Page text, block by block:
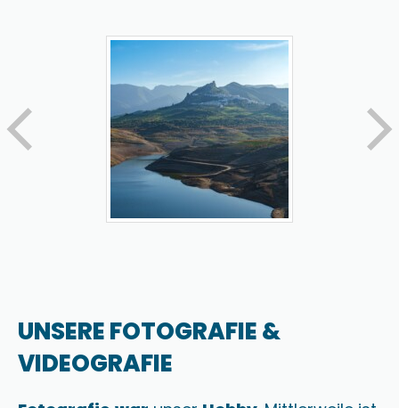
UNSERE FOTOGRAFIE &
VIDEOGRAFIE